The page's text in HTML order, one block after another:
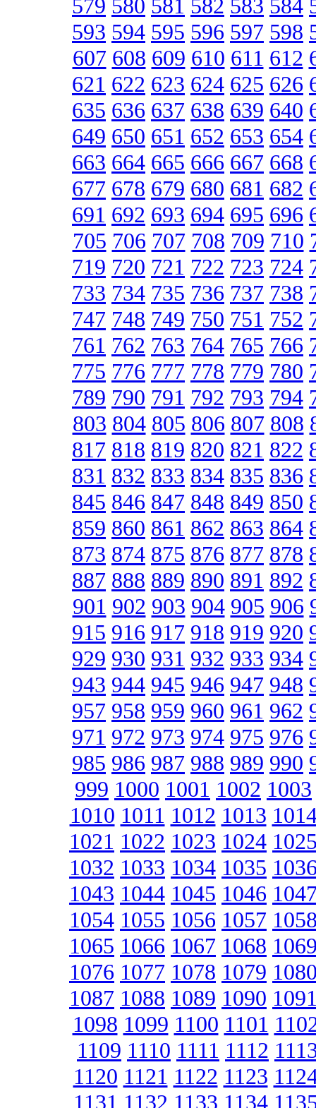
579 580 581 582 583 584
593 594 595 596 597 598
607 608 609 610 611 612
621 622 623 624 625 626
635 636 637 638 639 640
649 650 651 652 653 654
663 664 665 666 667 668
677 678 679 680 681 682
691 692 693 694 695 696
705 706 707 708 709 710
719 720 721 722 723 724
733 734 735 736 737 738
747 748 749 750 751 752
761 762 763 764 765 766
775 776 777 778 779 780
789 790 791 792 793 794
803 804 805 806 807 808
817 818 819 820 821 822
831 832 833 834 835 836
845 846 847 848 849 850
859 860 861 862 863 864
873 874 875 876 877 878
887 888 889 890 891 892
901 902 903 904 905 906
915 916 917 918 919 920
929 930 931 932 933 934
943 944 945 946 947 948
957 958 959 960 961 962
971 972 973 974 975 976
985 986 987 988 989 990
999 1000 1001 1002 1003
1010 1011 1012 1013
1021 1022 1023 1024
1032 1033 1034 1035
1043 1044 1045 1046
1054 1055 1056 1057
1065 1066 1067 1068
1076 1077 1078 1079
1087 1088 1089 1090
1098 1099 1100 1101
1109 1110 1111 1112
1120 1121 1122 1123
1131 1132 1133 1134